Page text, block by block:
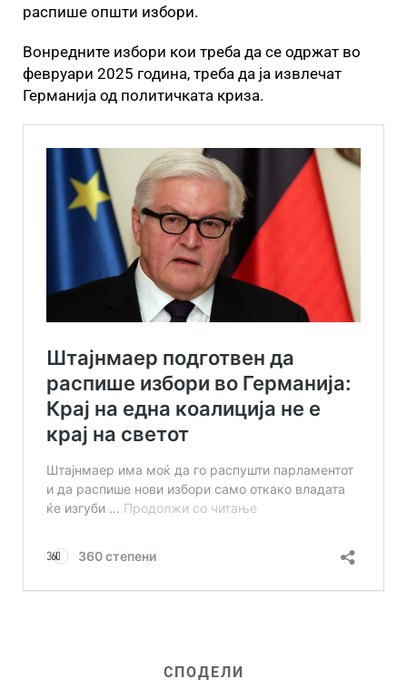
распише општи избори.
Вонредните избори кои треба да се одржат во
февруари 2025 година, треба да ја извлечат
Германија од политичката криза.
СПОДЕЛИ